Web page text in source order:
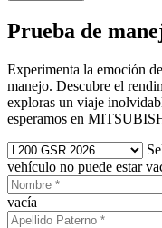
Prueba de
Experimenta la emoción
manejo. Descubre el
exploras un viaje
esperamos en
vehículo no puede estar
vacía